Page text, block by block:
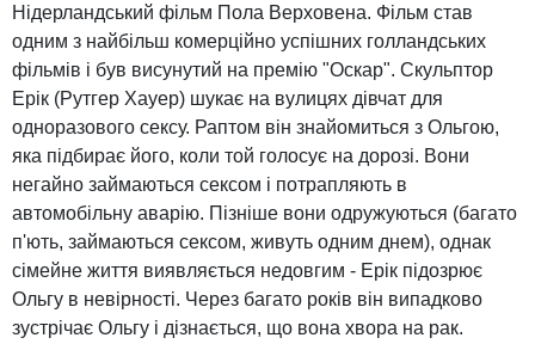
Нідерландський фільм Пола Верховена. Фільм став
одним з найбільш комерційно успішних голландських
фільмів і був висунутий на премію "Оскар". Скульптор
Ерік (Рутгер Хауер) шукає на вулицях дівчат для
одноразового сексу. Раптом він знайомиться з Ольгою,
яка підбирає його, коли той голосує на дорозі. Вони
негайно займаються сексом і потрапляють в
автомобільну аварію. Пізніше вони одружуються (багато
п'ють, займаються сексом, живуть одним днем), однак
сімейне життя виявляється недовгим - Ерік підозрює
Ольгу в невірності. Через багато років він випадково
зустрічає Ольгу і дізнається, що вона хвора на рак.